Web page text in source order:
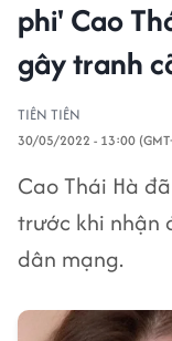
phi' Cao
gây tranh
TIÊN TIÊN
30/05/2022 - 13:00
Cao Thái Hà
trước khi nhận
dân mạng.